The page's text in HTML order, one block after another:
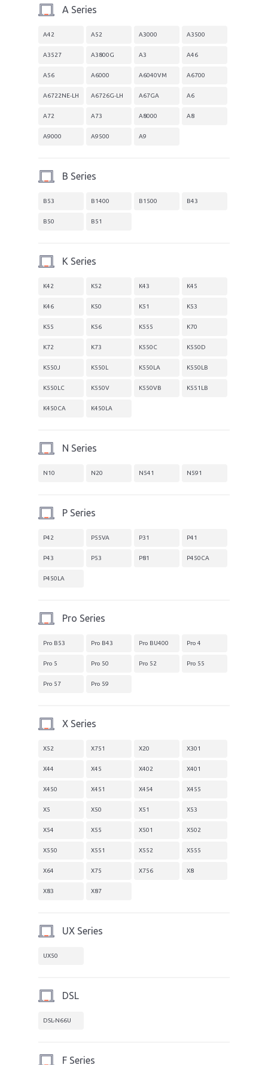
A Series
A42 A52 A3000 A3500
A3527 A3800G A3 A46
A56 A6000 A6040VM A6700
A6722NE-LH A6726G-LH A67GA A6
A72 A73 A8000 A8
A9000 A9500 A9
B Series
B53 B1400 B1500 B43
B50 B51
K Series
K42 K52 K43 K45
K46 K50 K51 K53
K55 K56 K555 K70
K72 K73 K550C K550D
K550J K550L K550LA K550LB
K550LC K550V K550VB K551LB
K450CA K450LA
N Series
N10 N20 N541 N591
P Series
P42 P55VA P31 P41
P43 P53 P81 P450CA
P450LA
Pro Series
Pro B53 Pro B43 Pro BU400 Pro 4
Pro 5 Pro 50 Pro 52 Pro 55
Pro 57 Pro 59
X Series
X52 X751 X20 X301
X44 X45 X402 X401
X450 X451 X454 X455
X5 X50 X51 X53
X54 X55 X501 X502
X550 X551 X552 X555
X64 X75 X756 X8
X83 X87
UX Series
UX50
DSL
DSL-N66U
F Series